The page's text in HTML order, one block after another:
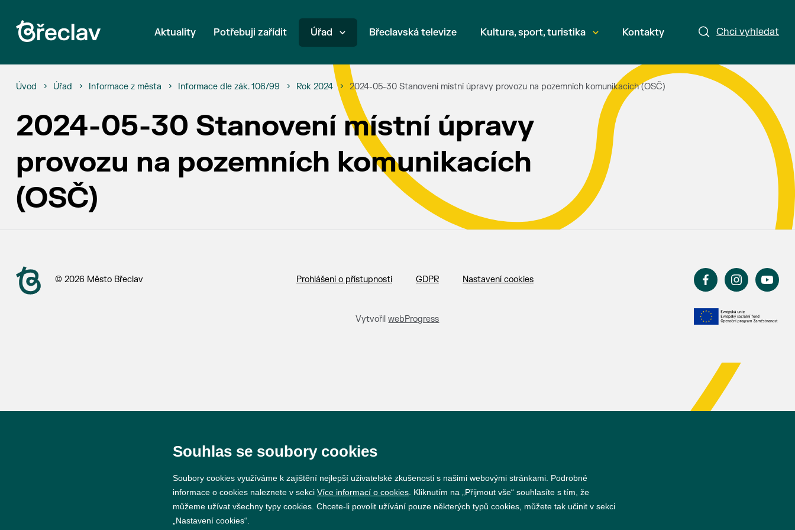
Chci vyhledat
Aktuality Potřebuji zařídit Úřad Břeclavská televize Kultura, sport, turistika Kontakty
Úvod Úřad Informace z města Informace dle zák. 106/99 Rok 2024 2024-05-30 Stanovení místní úpravy provozu na pozemních komunikacích (OSČ)
2024-05-30 Stanovení místní úpravy
provozu na pozemních komunikacích
(OSČ)
© 2026 Město Břeclav Prohlášení o přístupnosti GDPR Nastavení cookies
VytvořilwebProgress
Souhlas se soubory cookies
Soubory cookies využíváme k zajištění nejlepší uživatelské zkušenosti s našimi webovými stránkami. Podrobné
informace o cookies naleznete v sekci Více informací o cookies . Kliknutím na „Přijmout vše“ souhlasíte s tím, že
můžeme užívat všechny typy cookies. Chcete-li povolit užívání pouze některých typů cookies, můžete tak učinit v sekci
„Nastavení cookies“.